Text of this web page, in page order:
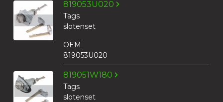
819053U020
Tags
slotenset
OEM
819053U020
819051W180
Tags
slotenset